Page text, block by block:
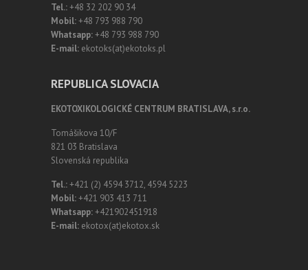
Tel.:+48 32 202 90 34
Mobil:+48 793 988 790
Whatsapp:+48 793 988 790
E-mail: ekotoks(at)ekotoks.pl
REPUBLICA SLOVACIA
EKOTOXIKOLOGICKÉ CENTRUM BRATISLAVA, s.r.o.
Tomášikova 10/F
821 03 Bratislava
Slovenská republika
Tel.:+421 (2) 4594 3712, 4594 5223
Mobil:+421 903 413 711
Whatsapp:+421902451918
E-mail: ekotox(at)ekotox.sk